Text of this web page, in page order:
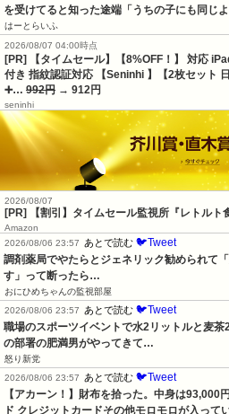
を受けてると知った途端「うちの子にも同じよ
はーとらいふ
2026/08/07 04:00時点
[PR] 【タイムセール】【8%OFF！】 対応
付き 指紋認証対応 【Seninhi 】【2枚セット
➕… 992円 → 912円
seninhi
2026/08/07
[PR] 【割引】タイムセール監視所『レトルト
Amazon
2026/08/06 23:57
あとで読む 🐦Tweet
調剤薬局でやたらとジェネリック勧められて
す」って断ったら…
おにひめちゃんの監視部屋
2026/08/06 23:57
あとで読む 🐦Tweet
職場のスポーツイベントで水2リットルと麦
の部署の肥満男がやってきて…
怒り新党
2026/08/06 23:57
あとで読む 🐦Tweet
【アカーン！】財布を拾った。中身は93,000
ド クレジットカードその他モロモロが入っ